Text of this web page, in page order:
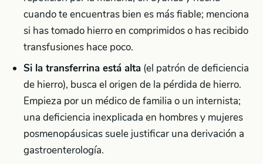
cuando te encuentras bien es más fiable; menciona
si has tomado hierro en comprimidos o has recibido
transfusiones hace poco.
Si la transferrina está alta (el patrón de deficiencia
de hierro), busca el origen de la pérdida de hierro.
Empieza por un médico de familia o un internista;
una deficiencia inexplicada en hombres y mujeres
posmenopáusicas suele justificar una derivación a
gastroenterología.